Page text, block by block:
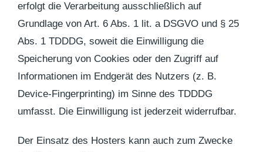
erfolgt die Verarbeitung ausschließlich auf
Grundlage von Art. 6 Abs. 1 lit. a DSGVO und § 25
Abs. 1 TDDDG, soweit die Einwilligung die
Speicherung von Cookies oder den Zugriff auf
Informationen im Endgerät des Nutzers (z. B.
Device-Fingerprinting) im Sinne des TDDDG
umfasst. Die Einwilligung ist jederzeit widerrufbar.
Der Einsatz des Hosters kann auch zum Zwecke